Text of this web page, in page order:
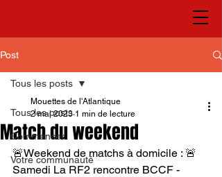
Post
Tous les posts
Commencer
Votre communauté
Tous les posts
Match du weekend
Mouettes de l'Atlantique
2 mai 2023 1 min de lecture
🚨Weekend de matchs à domicile : 🚨
Samedi La RF2 rencontre BCCF -